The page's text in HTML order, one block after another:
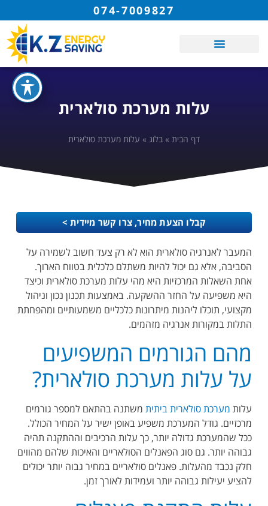
074-7009827
עלות מערכת סולארית
דף הבית » בלוג » עלות מערכת סולארית
קבלו הצעת מחיר, צרו קשר מיידית >
המעבר לאנרגיה סולארית הוא לא רק צעד חשוב לשמירה על
הסביבה, אלא גם יכול להיות משתלם כלכלית בטווח הארוך.
אחת השאלות המרכזיות היא מהי עלות מערכת סולארית וכיצד
היא משפיעה על החזר ההשקעה. באמצעות תכנון נכון וניהול
מקצועי, תוכלו ליהנות מיתרונות כלכליים משמעותיים ומהפחתת
התלות במקורות אנרגיה מזהמים.
מהם הגורמים המשפיעים
על עלות מערכת סולארית?
עלות מערכת סולארית ביתיתמשתנה בהתאם למספר גורמים
מרכזיים. גודל המערכת משפיע באופן ישיר על המחיר הכולל.
ככל שהמערכת גדולה יותר, כך עלות הרכיבים וההתקנה תהיה
גבוהה יותר. גם סוג הפאנלים הסולאריים והאיכות שלהם מהווים
חלק נכבד מהעלות. פאנלים סולאריים במחיר גבוה יותר יכולים
להציע יעילות גבוהה יותר ועמידות לאורך זמן.